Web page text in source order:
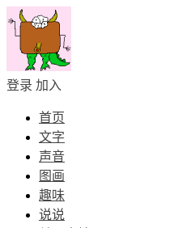
登录 加入
首页
文字
声音
图画
趣味
说说